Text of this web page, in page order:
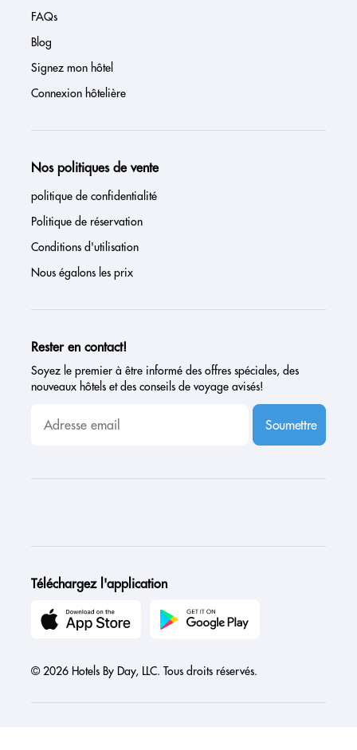
FAQs
Blog
Signez mon hôtel
Connexion hôtelière
Nos politiques de vente
politique de confidentialité
Politique de réservation
Conditions d'utilisation
Nous égalons les prix
Rester en contact!
Soyez le premier à être informé des offres spéciales, des
nouveaux hôtels et des conseils de voyage avisés!
Soumettre
Téléchargez l'application
© 2026 Hotels By Day, LLC. Tous droits réservés.